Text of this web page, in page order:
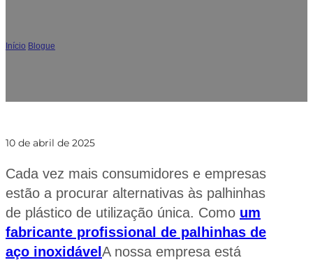
Início Blogue
10 de abril de 2025
Cada vez mais consumidores e empresas
estão a procurar alternativas às palhinhas
de plástico de utilização única. Como um
fabricante profissional de palhinhas de
aço inoxidávelA nossa empresa está